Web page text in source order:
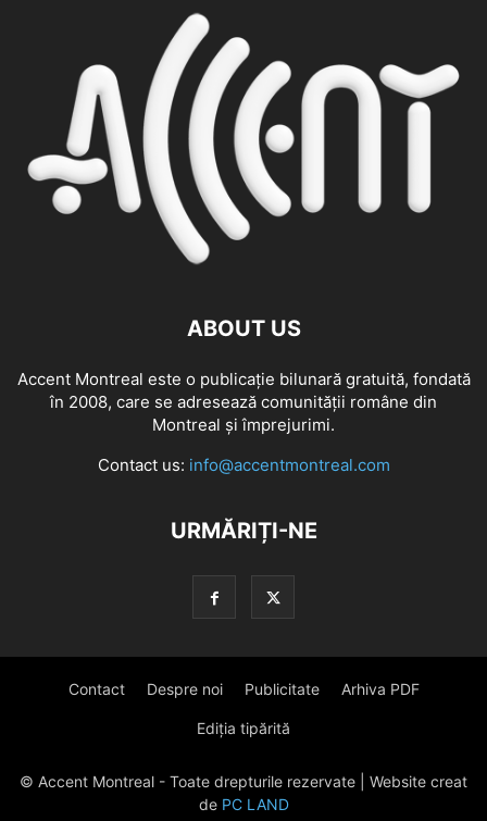
ABOUT US
Accent Montreal este o publicație bilunară gratuită, fondată
în 2008, care se adresează comunităţii române din
Montreal şi împrejurimi.
Contact us: info@accentmontreal.com
URMĂRIȚI-NE
Contact Despre noi Publicitate Arhiva PDF
Ediția tipărită
© Accent Montreal - Toate drepturile rezervate | Website creat
de PC LAND